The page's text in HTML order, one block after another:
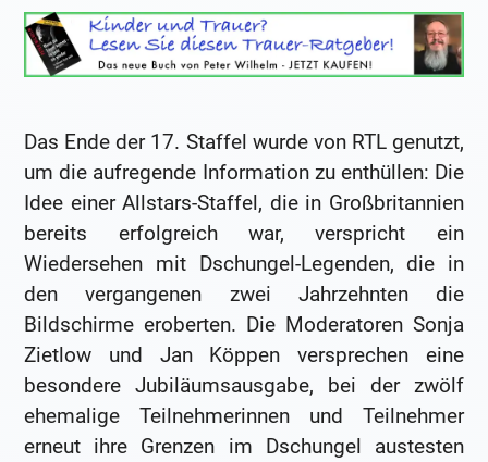
Das Ende der 17. Staffel wurde von RTL genutzt,
um die aufregende Information zu enthüllen: Die
Idee einer Allstars-Staffel, die in Großbritannien
bereits erfolgreich war, verspricht ein
Wiedersehen mit Dschungel-Legenden, die in
den vergangenen zwei Jahrzehnten die
Bildschirme eroberten. Die Moderatoren Sonja
Zietlow und Jan Köppen versprechen eine
besondere Jubiläumsausgabe, bei der zwölf
ehemalige Teilnehmerinnen und Teilnehmer
erneut ihre Grenzen im Dschungel austesten